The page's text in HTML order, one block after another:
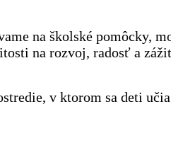
na školské pomôcky,
na rozvoj, radosť a
v ktorom sa deti